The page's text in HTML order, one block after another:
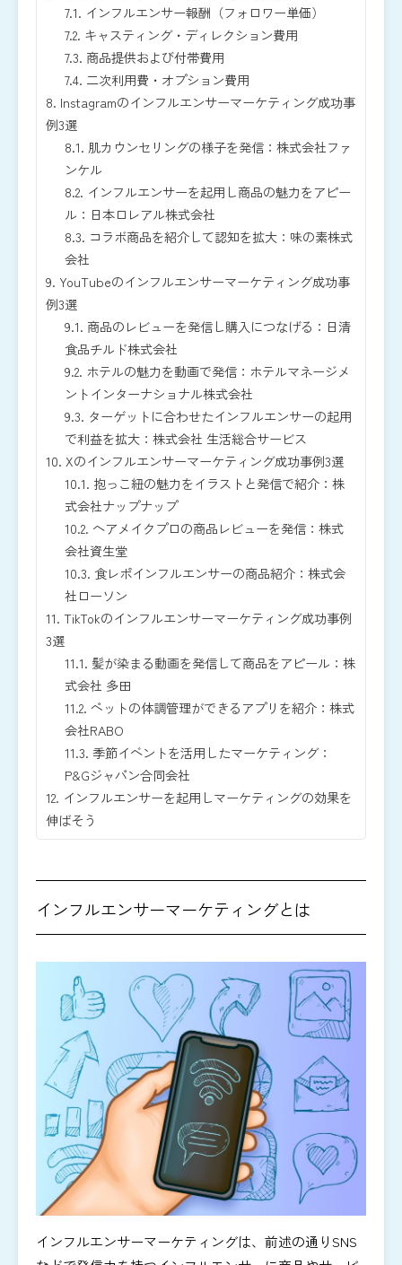
7.1. インフルエンサー報酬（フォロワー単価）
7.2. キャスティング・ディレクション費用
7.3. 商品提供および付帯費用
7.4. 二次利用費・オプション費用
8. Instagramのインフルエンサーマーケティング成功事
例3選
8.1. 肌カウンセリングの様子を発信：株式会社ファ
ンケル
8.2. インフルエンサーを起用し商品の魅力をアピー
ル：日本ロレアル株式会社
8.3. コラボ商品を紹介して認知を拡大：味の素株式
会社
9. YouTubeのインフルエンサーマーケティング成功事
例3選
9.1. 商品のレビューを発信し購入につなげる：日清
食品チルド株式会社
9.2. ホテルの魅力を動画で発信：ホテルマネージメ
ントインターナショナル株式会社
9.3. ターゲットに合わせたインフルエンサーの起用
で利益を拡大：株式会社 生活総合サービス
10. Xのインフルエンサーマーケティング成功事例3選
10.1. 抱っこ紐の魅力をイラストと発信で紹介：株
式会社ナップナップ
10.2. ヘアメイクプロの商品レビューを発信：株式
会社資生堂
10.3. 食レポインフルエンサーの商品紹介：株式会
社ローソン
11. TikTokのインフルエンサーマーケティング成功事例
3選
11.1. 髪が染まる動画を発信して商品をアピール：株
式会社 多田
11.2. ペットの体調管理ができるアプリを紹介：株式
会社RABO
11.3. 季節イベントを活用したマーケティング：
P&Gジャパン合同会社
12. インフルエンサーを起用しマーケティングの効果を
伸ばそう
インフルエンサーマーケティングとは
インフルエンサーマーケティングは、前述の通りSNS